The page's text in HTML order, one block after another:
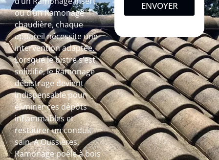
ou d’un Ramonage
chaudière, chaque
appareil nécessite une
intervention adaptée.
Lorsque le bistre s’est
solidifié, le Ramonage
débistrage devient
indispensable pour
éliminer ces dépôts
inflammables et
restaurer un conduit
sain. A Oussières,
Ramonage poêle à bois
ENVOYER